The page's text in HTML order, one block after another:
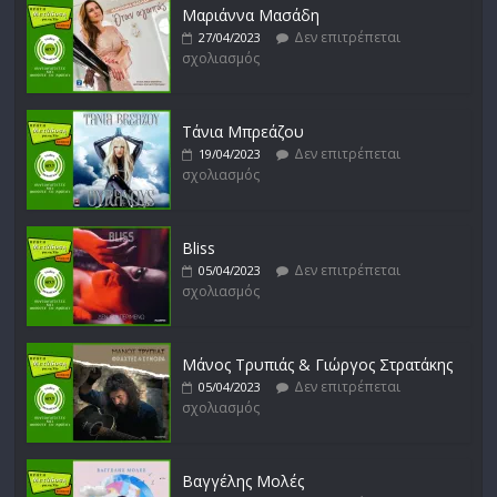
σχολιασμός
Μαριάννα Μασάδη
27/04/2023
Δεν επιτρέπεται
σχολιασμός
Τάνια Μπρεάζου
19/04/2023
Δεν επιτρέπεται
σχολιασμός
Bliss
05/04/2023
Δεν επιτρέπεται
σχολιασμός
Μάνος Τρυπιάς & Γιώργος Στρατάκης
05/04/2023
Δεν επιτρέπεται
σχολιασμός
Βαγγέλης Μολές